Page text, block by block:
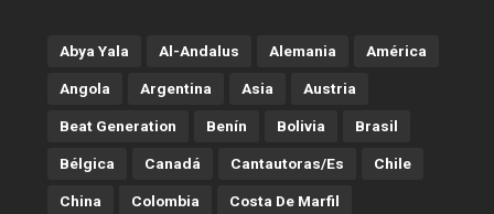
Abya Yala Al-Andalus Alemania América
Angola Argentina Asia Austria
Beat Generation Benín Bolivia Brasil
Bélgica Canadá Cantautoras/es Chile
China Colombia Costa De Marfil